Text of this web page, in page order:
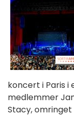
koncert i Paris
medlemmer
Stacy,